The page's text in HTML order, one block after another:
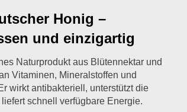
Honig –
und einzigartig
Naturprodukt aus Blütennektar und
Vitaminen, Mineralstoffen und
wirkt antibakteriell, unterstützt die
schnell verfügbare Energie.